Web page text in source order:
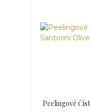
Peelingové